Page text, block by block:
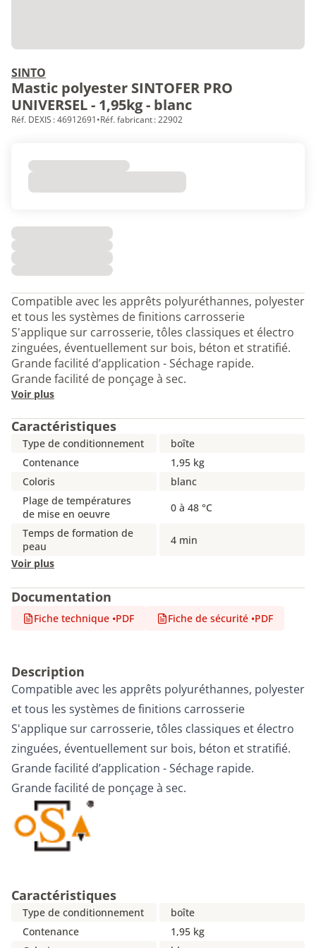
SINTO
Mastic polyester SINTOFER PRO
UNIVERSEL - 1,95kg - blanc
Réf. DEXIS : 46912691•Réf. fabricant : 22902
Compatible avec les apprêts polyuréthannes, polyester
et tous les systèmes de finitions carrosserie
S'applique sur carrosserie, tôles classiques et électro
zinguées, éventuellement sur bois, béton et stratifié.
Grande facilité d’application - Séchage rapide.
Grande facilité de ponçage à sec.
Voir plus
Caractéristiques
Type de conditionnement
boîte
Contenance
1,95 kg
Coloris
blanc
Plage de températures
de mise en oeuvre
0 à 48 °C
Temps de formation de
peau
4 min
Voir plus
Documentation
Fiche technique •PDF Fiche de sécurité •PDF
Description
Compatible avec les apprêts polyuréthannes, polyester
et tous les systèmes de finitions carrosserie
S'applique sur carrosserie, tôles classiques et électro
zinguées, éventuellement sur bois, béton et stratifié.
Grande facilité d’application - Séchage rapide.
Grande facilité de ponçage à sec.
Caractéristiques
Type de conditionnement
boîte
Contenance
1,95 kg